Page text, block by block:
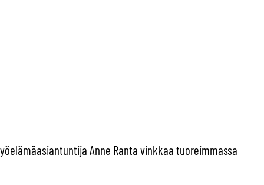
Anne Ranta vinkkaa tuoreimmassa